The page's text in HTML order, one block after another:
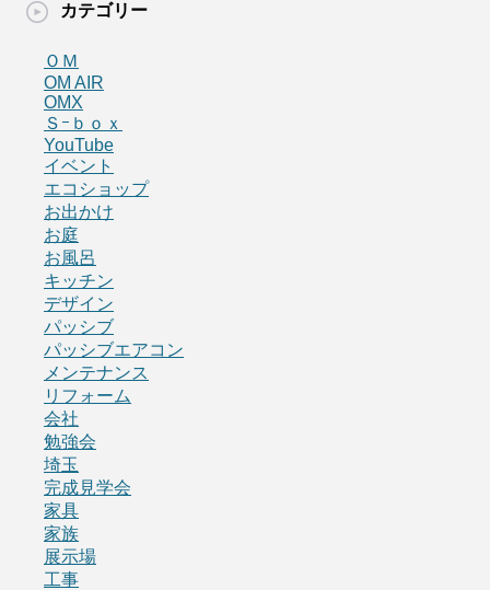
カテゴリー
ＯＭ
OM AIR
OMX
Ｓｰｂｏｘ
YouTube
イベント
エコショップ
お出かけ
お庭
お風呂
キッチン
デザイン
パッシブ
パッシブエアコン
メンテナンス
リフォーム
会社
勉強会
埼玉
完成見学会
家具
家族
展示場
工事